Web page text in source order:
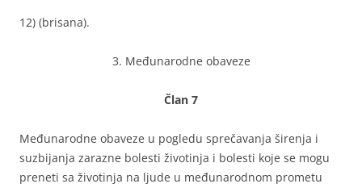
12) (brisana).
3. Međunarodne obaveze
Član 7
Međunarodne obaveze u pogledu sprečavanja širenja i
suzbijanja zarazne bolesti životinja i bolesti koje se mogu
preneti sa životinja na ljude u međunarodnom prometu